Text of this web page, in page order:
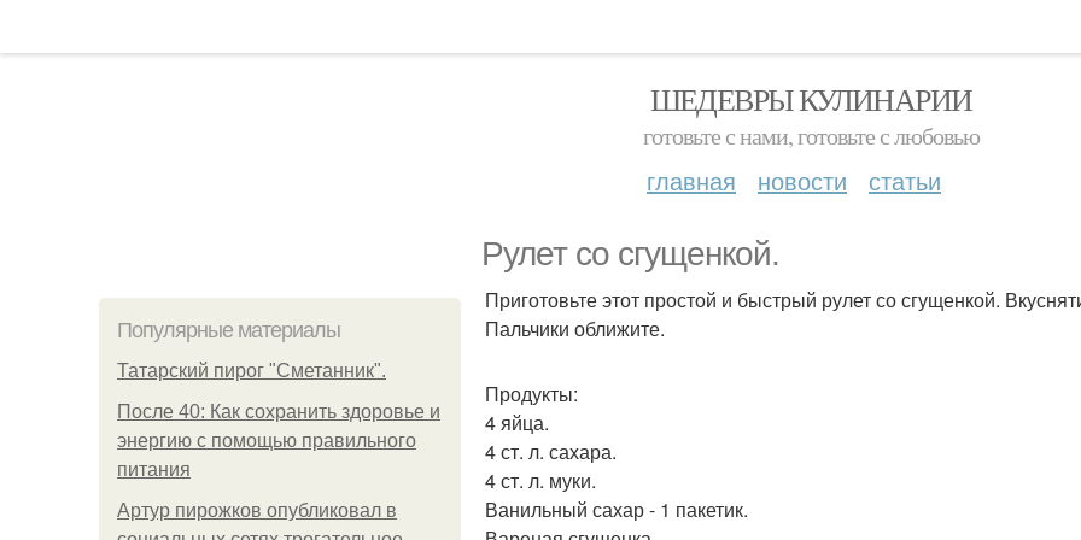
ШЕДЕВРЫ КУЛИНАРИИ
готовьте с нами, готовьте с любовью
главная новости статьи
Рулет со сгущенкой.
Популярные материалы
Татарский пирог "Сметанник".
После 40: Как сохранить здоровье и
энергию с помощью правильного
питания
Артур пирожков опубликовал в
Приготовьте этот простой и быстрый рулет со сгущенкой.
Пальчики оближите.
Продукты:
4 яйца.
4 ст. л. сахара.
4 ст. л. муки.
Ванильный сахар - 1 пакетик.